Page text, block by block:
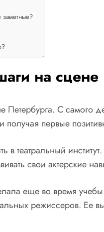
на сцене
С самого
первые
театральный
свои актерские
еще во время учебы.
режиссеров. Ее